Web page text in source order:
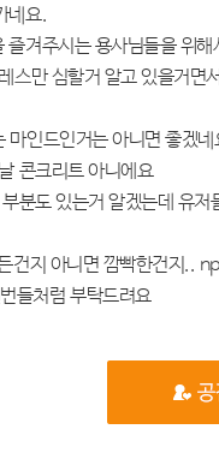
네요.
겨주시는 용사님들을 위
스만 심할거 알고 있을거면
마인드인거는 아니면 좋겠네
콘크리트 아니에요
분도 있는거 알겠는데 유
건지 아니면 깜빡한건지..
들처럼 부탁드려요